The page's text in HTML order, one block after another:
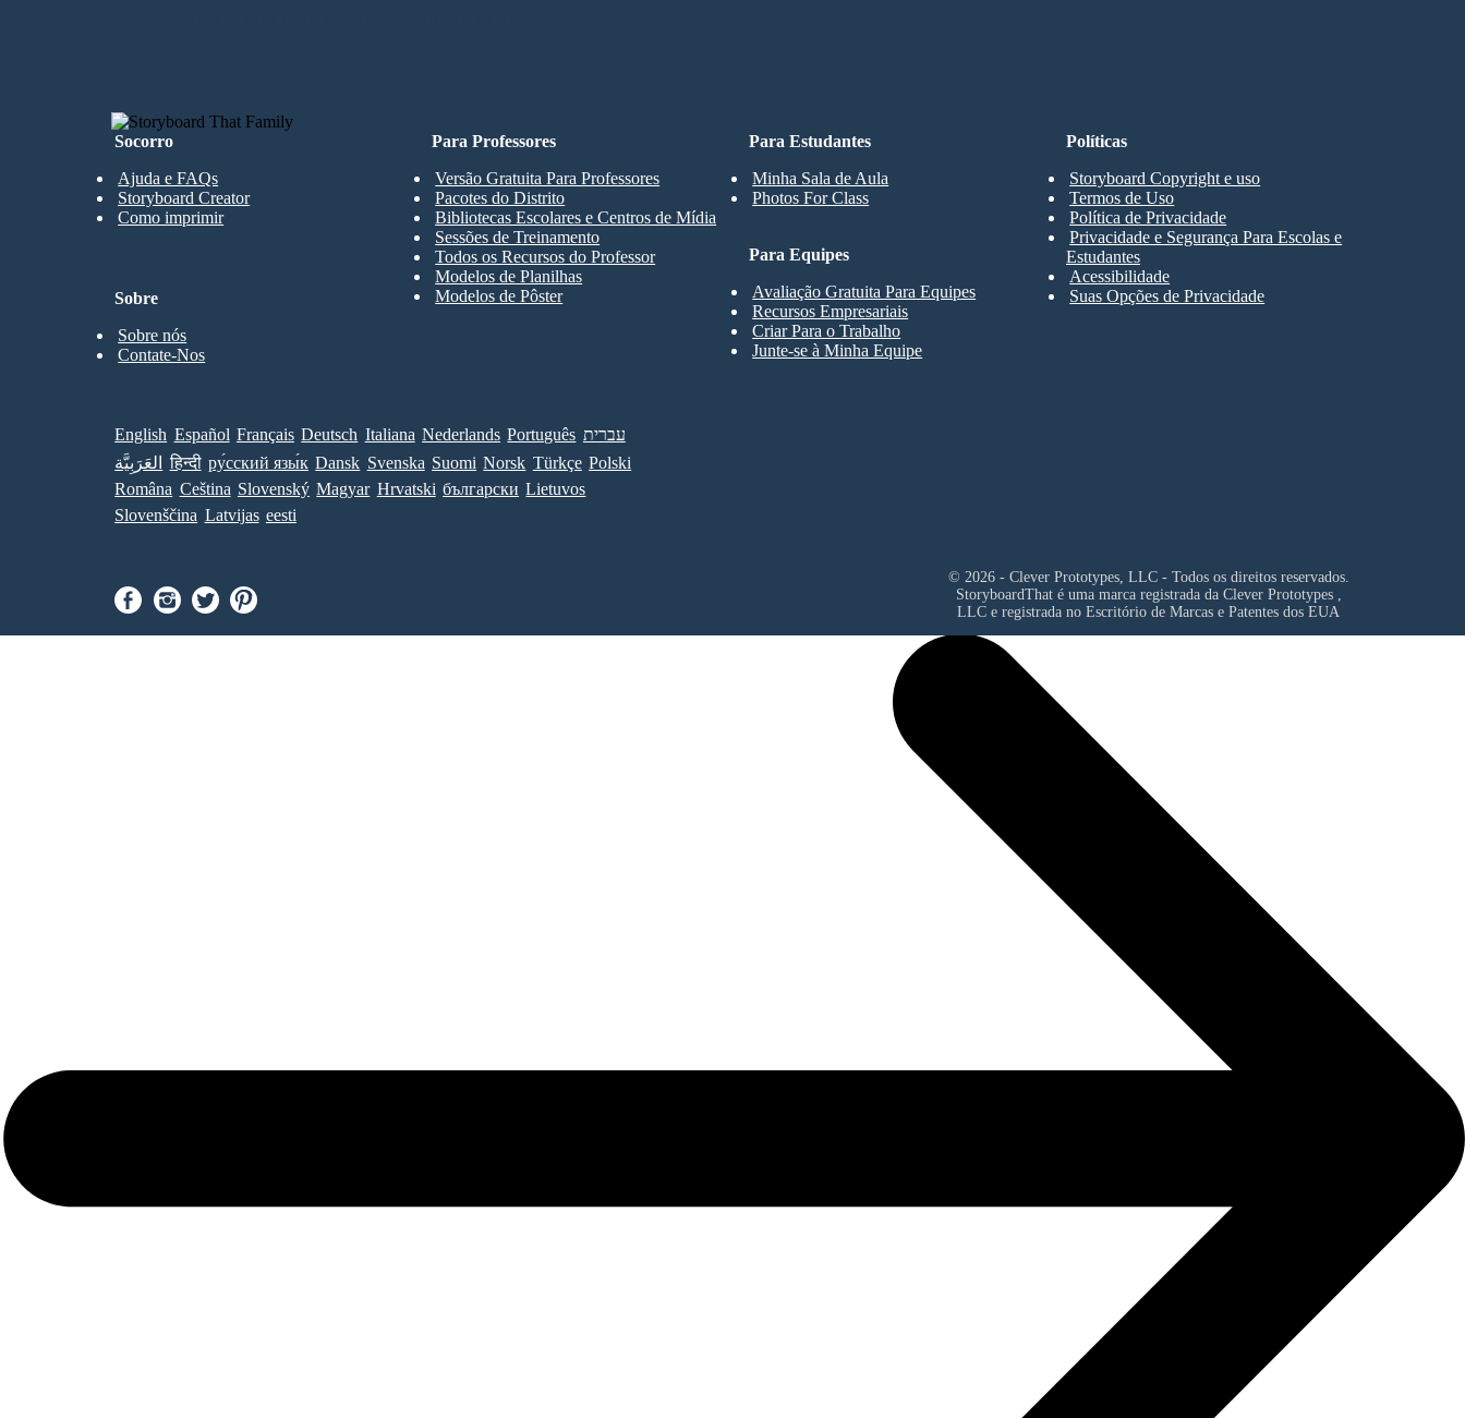
Socorro
Ajuda e FAQs
Storyboard Creator
Como imprimir
Para Estudantes
Minha Sala de Aula
Photos For Class
Para Professores
Versão Gratuita Para Professores
Pacotes do Distrito
Bibliotecas Escolares e Centros de Mídia
Sessões de Treinamento
Todos os Recursos do Professor
Modelos de Planilhas
Modelos de Pôster
Para Equipes
Avaliação Gratuita Para Equipes
Recursos Empresariais
Criar Para o Trabalho
Junte-se à Minha Equipe
Sobre
Sobre nós
Contate-Nos
Políticas
Storyboard Copyright e uso
Termos de Uso
Política de Privacidade
Privacidade e Segurança Para Escolas e
Estudantes
Acessibilidade
Suas Opções de Privacidade
English Español Français Deutsch Italiana Nederlands Português עברית
العَرَبِيَّة
हिन्दी ру́сский язы́к Dansk Svenska Suomi Norsk Türkçe Polski
Româna Ceština Slovenský Magyar Hrvatski български Lietuvos
Slovenščina Latvijas eesti
© 2026 - Clever Prototypes, LLC - Todos os direitos reservados.
StoryboardThat é uma marca registrada da Clever Prototypes ,
LLC e registrada no Escritório de Marcas e Patentes dos EUA